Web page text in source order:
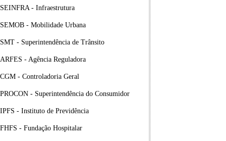
SEINFRA - Infraestrutura
SEMOB - Mobilidade Urbana
SMT - Superintendência de Trânsito
ARFES - Agência Reguladora
CGM - Controladoria Geral
PROCON - Superintendência do Consumidor
IPFS - Instituto de Previdência
FHFS - Fundação Hospitalar